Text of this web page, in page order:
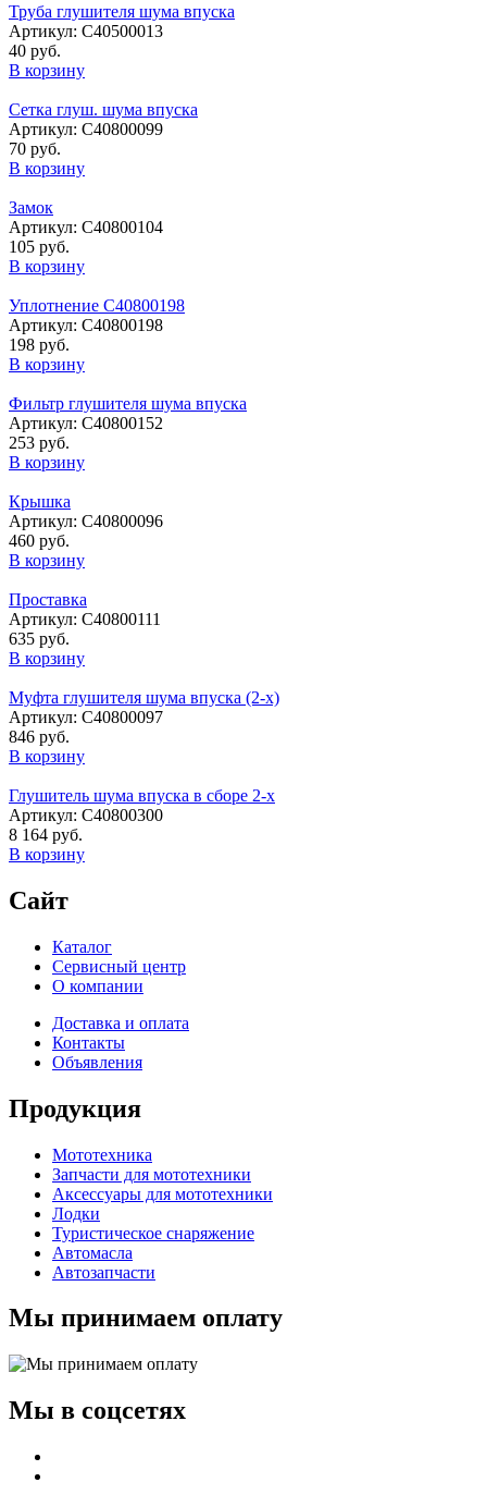
Труба глушителя шума впуска
Артикул: С40500013
40 руб.
В корзину
Сетка глуш. шума впуска
Артикул: С40800099
70 руб.
В корзину
Замок
Артикул: С40800104
105 руб.
В корзину
Уплотнение C40800198
Артикул: C40800198
198 руб.
В корзину
Фильтр глушителя шума впуска
Артикул: С40800152
253 руб.
В корзину
Крышка
Артикул: C40800096
460 руб.
В корзину
Проставка
Артикул: C40800111
635 руб.
В корзину
Муфта глушителя шума впуска (2-х)
Артикул: С40800097
846 руб.
В корзину
Глушитель шума впуска в сборе 2-х
Артикул: С40800300
8 164 руб.
В корзину
Сайт
Каталог
Сервисный центр
О компании
Доставка и оплата
Контакты
Объявления
Продукция
Мототехника
Запчасти для мототехники
Аксессуары для мототехники
Лодки
Туристическое снаряжение
Автомасла
Автозапчасти
Мы принимаем оплату
Мы в соцсетях